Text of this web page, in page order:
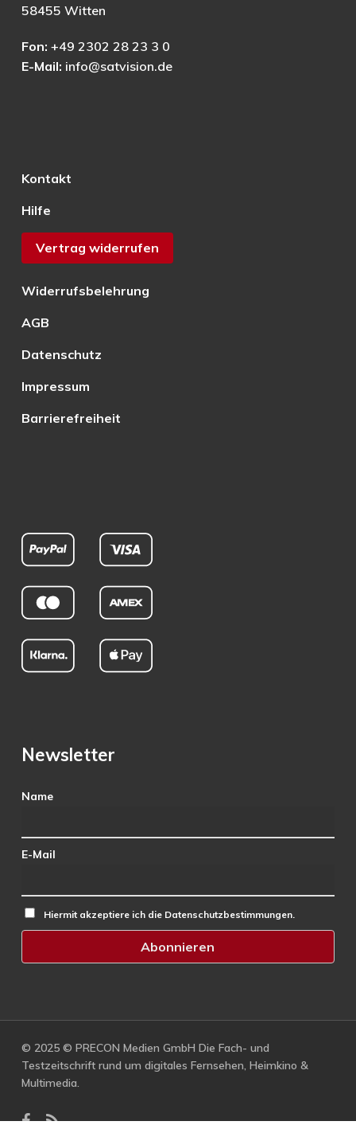
58455 Witten
Fon: +49 2302 28 23 3 0
E-Mail: info@satvision.de
Kontakt
Hilfe
Vertrag widerrufen
Widerrufsbelehrung
AGB
Datenschutz
Impressum
Barrierefreiheit
Newsletter
Name
E-Mail
Hiermit akzeptiere ich die Datenschutzbestimmungen.
© 2025 © PRECON Medien GmbH Die Fach- und
Testzeitschrift rund um digitales Fernsehen, Heimkino &
Multimedia.
facebook
RSS